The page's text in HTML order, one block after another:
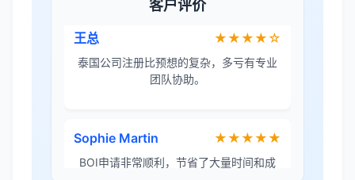
客户评价
Sophie Martin ★★★★★
BOI申请非常顺利，节省了大量时间和成
本。
李女士 ★★★★★
境外投资备案流程清晰，顾问非常耐心解